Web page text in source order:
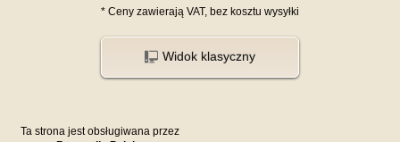
* Ceny zawierają VAT, bez kosztu wysyłki
Widok klasyczny
Ta strona jest obsługiwana przez